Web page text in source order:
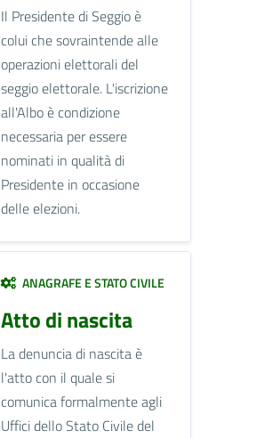
Il Presidente di Seggio è
colui che sovraintende alle
operazioni elettorali del
seggio elettorale. L'iscrizione
all'Albo è condizione
necessaria per essere
nominati in qualità di
Presidente in occasione
delle elezioni.
ANAGRAFE E STATO CIVILE
Atto di nascita
La denuncia di nascita è
l'atto con il quale si
comunica formalmente agli
Uffici dello Stato Civile del